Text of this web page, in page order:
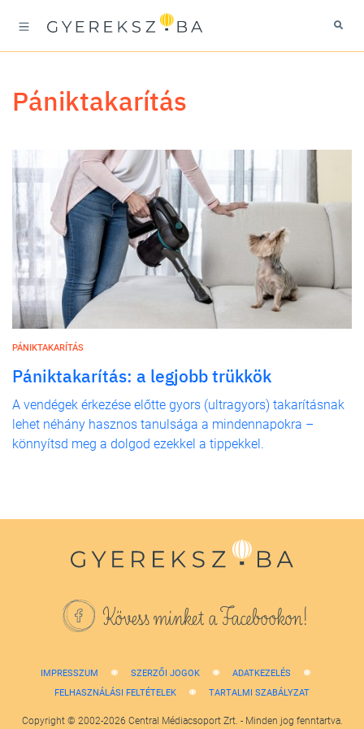
pániktakarítás
PÁNIKTAKARÍTÁS
Pániktakarítás: a legjobb trükkök
A vendégek érkezése előtte gyors (ultragyors) takarításnak
lehet néhány hasznos tanulsága a mindennapokra –
könnyítsd meg a dolgod ezekkel a tippekkel.
Kövess minket a Facebookon!
IMPRESSZUM SZERZŐI JOGOK
ADATKEZELÉS
FELHASZNÁLÁSI FELTÉTELEK
TARTALMI SZABÁLYZAT
Copyright © 2002-2026 Central Médiacsoport Zrt. - Minden jog fenntartva.